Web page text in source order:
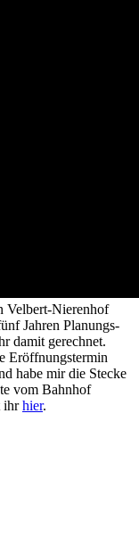
Velbert-Nierenhof
Jahren Planungs-
damit gerechnet.
Eröffnungstermin
habe mir die Stecke
vom Bahnhof
ihrhier.